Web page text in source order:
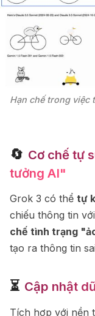
Hạn chế trong việc
🔄 Cơ chế tự
tưởng AI"
Grok 3 có thể tự
chiếu thông tin
chế tình trạng
tạo ra thông tin
⏳ Cập nhật
Tích hợp với nền